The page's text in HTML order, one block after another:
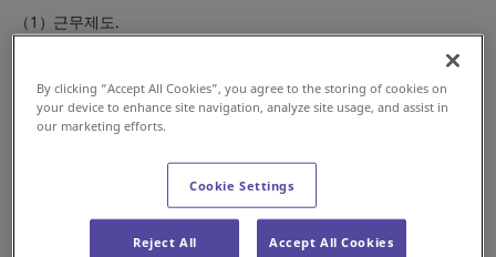
근무제도.
인사평가.
직무수행에 필요한 능력에 대해 매년 평가를 실시합니다.
평가 결과는 보상과 승진에 반영됩니다.
성과급 (Incentive)제도.
회사의 경영성과에 따른 개인별 차등 성과급(Incentive)제도
를 운영합니다.
By clicking “Accept All Cookies”, you agree to the storing of cookies on
your device to enhance site navigation, analyze site usage, and assist in
our marketing efforts.
Cookie Settings
Reject All Accept All Cookies